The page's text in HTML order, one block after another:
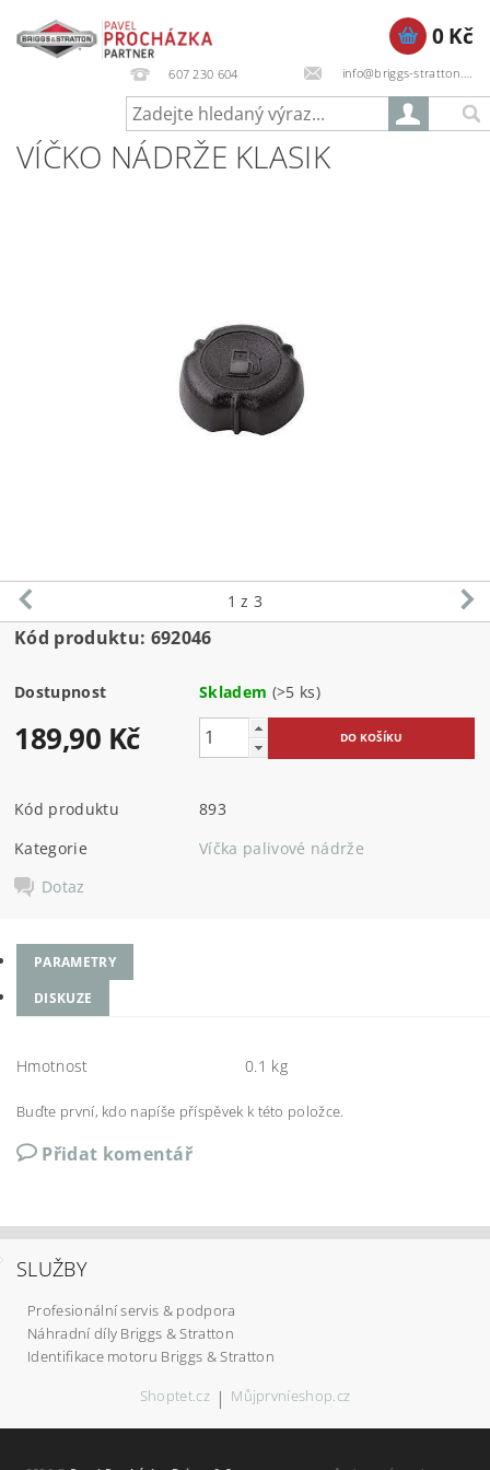
607 230 604 info@briggs-stratton.cz
0 Kč
VÍČKO NÁDRŽE KLASIK
1 z 3
Kód produktu: 692046
Dostupnost Skladem (>5 ks)
189,90 Kč
Kód produktu
893
Kategorie
Víčka palivové nádrže
Dotaz
PARAMETRY
DISKUZE
Hmotnost 0.1 kg
Buďte první, kdo napíše příspěvek k této položce.
Přidat komentář
SLUŽBY
Profesionální servis & podpora
Náhradní díly Briggs & Stratton
Identifikace motoru Briggs & Stratton
Shoptet.cz | Můjprvníeshop.cz